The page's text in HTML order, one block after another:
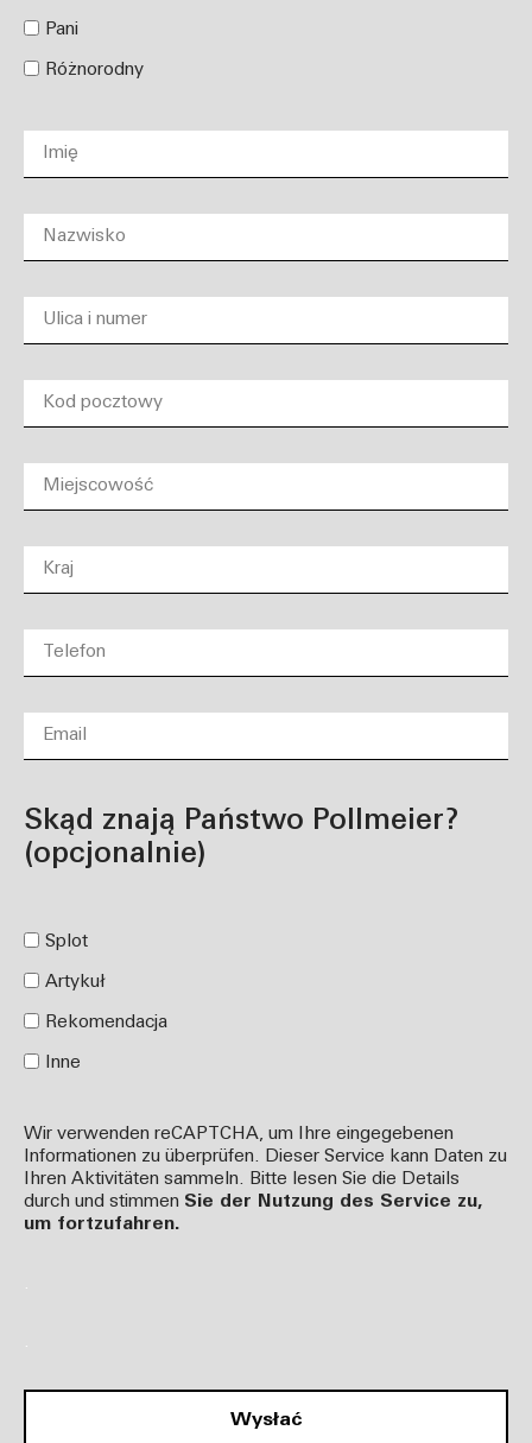
Pani
Różnorodny
Skąd znają Państwo Pollmeier?
(opcjonalnie)
Splot
Artykuł
Rekomendacja
Inne
Wir verwenden reCAPTCHA, um Ihre eingegebenen
Informationen zu überprüfen. Dieser Service kann Daten zu
Ihren Aktivitäten sammeln. Bitte lesen Sie die Details
durch und stimmen Sie der Nutzung des Service zu,
um fortzufahren.
.
.
Wysłać